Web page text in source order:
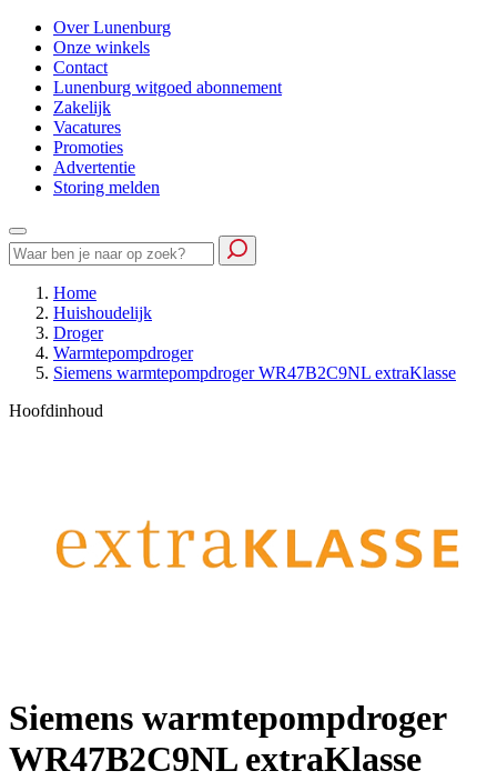
Over Lunenburg
Onze winkels
Contact
Lunenburg witgoed abonnement
Zakelijk
Vacatures
Promoties
Advertentie
Storing melden
Home
Huishoudelijk
Droger
Warmtepompdroger
Siemens warmtepompdroger WR47B2C9NL extraKlasse
Hoofdinhoud
Siemens warmtepompdroger
WR47B2C9NL extraKlasse